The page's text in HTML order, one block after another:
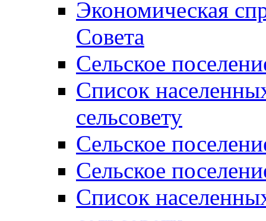
Экономическая
Совета
Сельское
Список
сельсовету
Сельское
Сельское
Список